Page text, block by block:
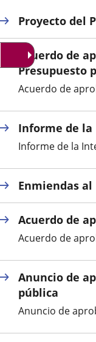
Proyecto del
Acuerdo de
Presupuesto
Acuerdo de
Informe de la
Informe de la
Enmiendas al
Acuerdo de
Acuerdo de
Anuncio de
pública
Anuncio de